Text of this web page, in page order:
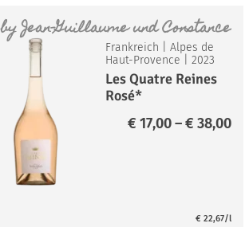
byJean-Guillaume und Constance
Frankreich
Alpes de
Haut-Provence
2023
Les Quatre Reines
Rosé*
€ 17,00–€ 38,00
€ 22,67/l